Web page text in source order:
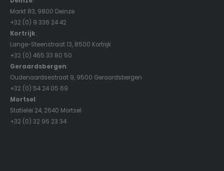
Markt 83, 9800 Deinze
+32 (0) 9 336 24 42
Kortrijk:
Lange-Steenstraat 13, 8500 Kortrijk
+32 (0) 465 33 80 50
Geraardsbergen:
Oudenaardsestraat 9, 9500 Geraardsbergen
+32 (0) 54 24 05 69
Mortsel:
Statielei 24, 2640 Mortsel
+32 (0) 32 96 23 34